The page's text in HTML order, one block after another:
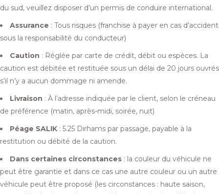
du sud, veuillez disposer d’un permis de conduire international.
Assurance : Tous risques (franchise à payer en cas d’accident
sous la responsabilité du conducteur)
Caution : Réglée par carte de crédit, débit ou espèces. La
caution est débitée et restituée sous un délai de 20 jours ouvrés
s’il n’y a aucun dommage ni amende.
Livraison : À l’adresse indiquée par le client, selon le créneau
de préférence (matin, après-midi, soirée, nuit)
Péage SALIK : 5.25 Dirhams par passage, payable à la
restitution ou débité de la caution.
Dans certaines circonstances : la couleur du véhicule ne
peut être garantie et dans ce cas une autre couleur ou un autre
véhicule peut être proposé (les circonstances : haute saison,